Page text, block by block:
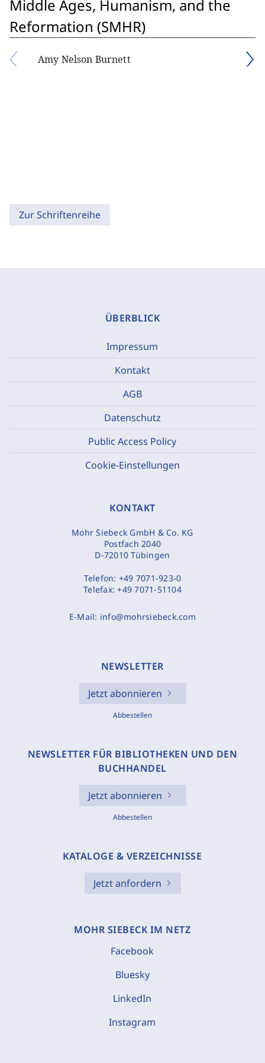
Middle Ages, Humanism, and the
Reformation (SMHR)
Amy Nelson Burnett
Zur Schriftenreihe
ÜBERBLICK
Impressum
Kontakt
AGB
Datenschutz
Public Access Policy
Cookie-Einstellungen
KONTAKT
Mohr Siebeck GmbH & Co. KG
Postfach 2040
D-72010 Tübingen
Telefon: +49 7071-923-0
Telefax:+49 7071-51104
E-Mail: info@mohrsiebeck.com
NEWSLETTER
Jetzt abonnieren
Abbestellen
NEWSLETTER FÜR BIBLIOTHEKEN UND DEN
BUCHHANDEL
Jetzt abonnieren
Abbestellen
KATALOGE & VERZEICHNISSE
Jetzt anfordern
MOHR SIEBECK IM NETZ
Facebook
Bluesky
LinkedIn
Instagram